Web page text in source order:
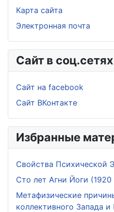
Карта сайта
Электронная почта
Сайт в соц.сетях
Сайт на facebook
Сайт ВКонтакте
Избранные
Свойства Психической
Сто лет Агни Йоги (1920
Метафизические
коллективного Запада